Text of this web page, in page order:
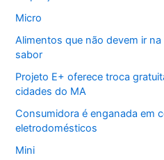
Micro
Alimentos que não devem ir
sabor
Projeto E+ oferece troca
cidades do MA
Consumidora é enganada em
eletrodomésticos
Mini